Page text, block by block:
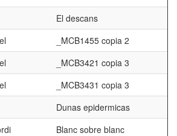
El descans
_MCB1455 copia 2
_MCB3421 copia 3
_MCB3431 copia 3
Dunas epidermicas
Blanc sobre blanc